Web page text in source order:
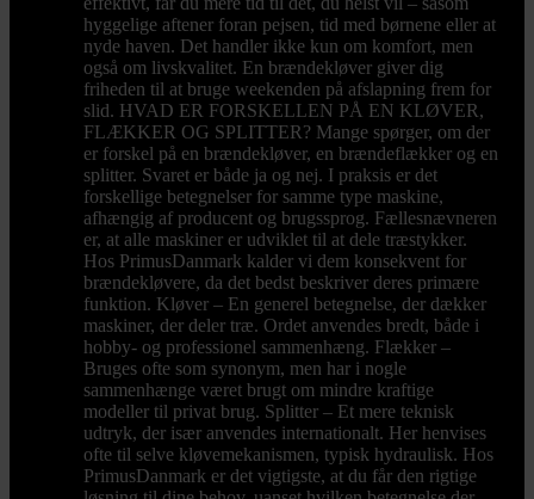
hyggelige aftener foran pejsen, tid med børnene eller at
nyde haven. Det handler ikke kun om komfort, men
også om livskvalitet. En brændekløver giver dig
friheden til at bruge weekenden på afslapning frem for
slid. HVAD ER FORSKELLEN PÅ EN KLØVER,
FLÆKKER OG SPLITTER? Mange spørger, om der
er forskel på en brændekløver, en brændeflækker og en
splitter. Svaret er både ja og nej. I praksis er det
forskellige betegnelser for samme type maskine,
afhængig af producent og brugssprog. Fællesnævneren
er, at alle maskiner er udviklet til at dele træstykker.
Hos PrimusDanmark kalder vi dem konsekvent for
brændekløvere, da det bedst beskriver deres primære
funktion. Kløver – En generel betegnelse, der dækker
maskiner, der deler træ. Ordet anvendes bredt, både i
hobby- og professionel sammenhæng. Flækker –
Bruges ofte som synonym, men har i nogle
sammenhænge været brugt om mindre kraftige
modeller til privat brug. Splitter – Et mere teknisk
udtryk, der især anvendes internationalt. Her henvises
ofte til selve kløvemekanismen, typisk hydraulisk. Hos
PrimusDanmark er det vigtigste, at du får den rigtige